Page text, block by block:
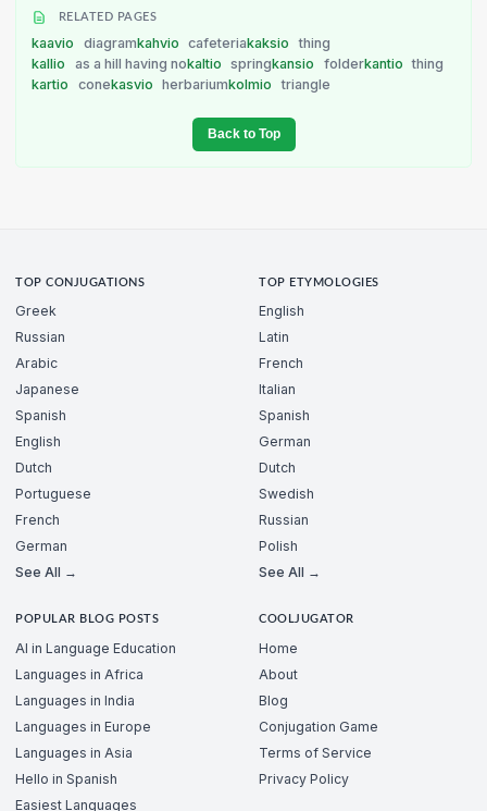
RELATED PAGES
kaavio diagramkahvio cafeteriakaksio
thing
kallio
as a hill having nokaltio springkansio folderkantio
thing
kartio
conekasvio herbariumkolmio triangle
Back to Top
TOP CONJUGATIONS
Greek
Russian
Arabic
Japanese
Spanish
English
Dutch
Portuguese
French
German
See All →
TOP ETYMOLOGIES
English
Latin
French
Italian
Spanish
German
Dutch
Swedish
Russian
Polish
See All →
POPULAR BLOG POSTS
AI in Language Education
Languages in Africa
Languages in India
Languages in Europe
Languages in Asia
Hello in Spanish
Easiest Languages
COOLJUGATOR
Home
About
Blog
Conjugation Game
Terms of Service
Privacy Policy